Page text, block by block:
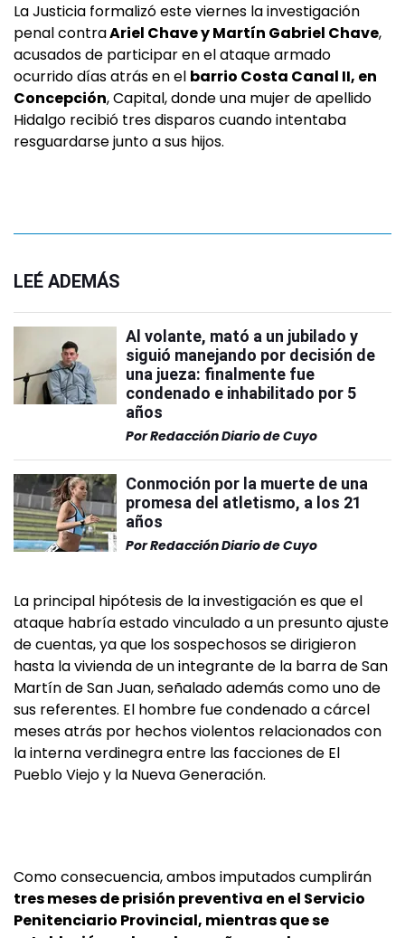
La Justicia formalizó este viernes la investigación
penal contraAriel Chave y Martín Gabriel Chave,
acusados de participar en el ataque armado
ocurrido días atrás en el barrio Costa Canal II, en
Concepción, Capital, donde una mujer de apellido
Hidalgo recibió tres disparos cuando intentaba
resguardarse junto a sus hijos.
LEÉ ADEMÁS
Al volante, mató a un jubilado y
siguió manejando por decisión de
una jueza: finalmente fue
condenado e inhabilitado por 5
años
PorRedacción Diario de Cuyo
Conmoción por la muerte de una
promesa del atletismo, a los 21
años
PorRedacción Diario de Cuyo
La principal hipótesis de la investigación es que el
ataque habría estado vinculado a un presunto ajuste
de cuentas, ya que los sospechosos se dirigieron
hasta la vivienda de un integrante de la barra de San
Martín de San Juan, señalado además como uno de
sus referentes. El hombre fue condenado a cárcel
meses atrás por hechos violentos relacionados con
la interna verdinegra entre las facciones de El
Pueblo Viejo y la Nueva Generación.
Como consecuencia, ambos imputados cumplirán
tres meses de prisión preventiva en el Servicio
Penitenciario Provincial, mientras que se